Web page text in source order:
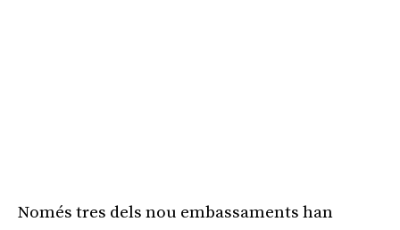
Només tres dels nou embassaments han